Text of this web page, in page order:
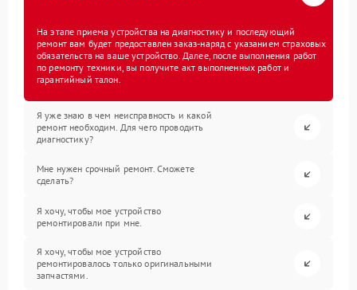
На этапе приема устройства на диагностику и последующий
ремонт вам будет предоставлен заказ-наряд с указанием страховых
обязательств на ваше устройство. Далее, после выполнения работ
по ремонту техники, вы получите акт выполненных работ и
гарантийный талон.
Я уже знаю в чем неисправность и какой
ремонт необходим. Для чего проводить
диагностику?
Мне нужен срочный ремонт. Сможете
сделать?
Я хочу, чтобы мое устройство
ремонтировали при мне.
Я хочу, чтобы мое устройство
ремонтировалось только оригинальными
запчастями.